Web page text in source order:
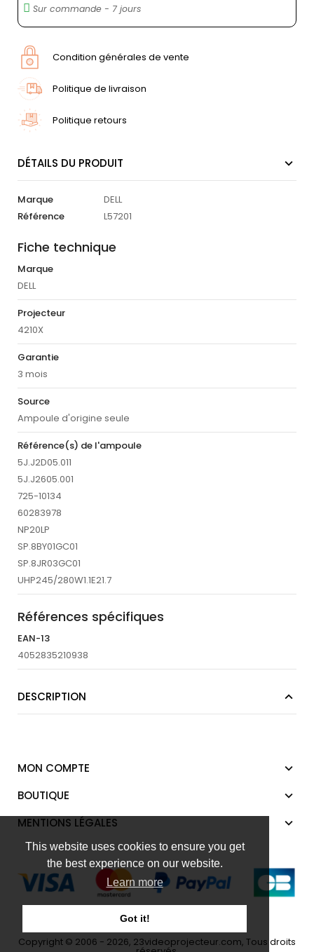
This website uses cookies to ensure you get
the best experience on our website.
Learn more
Got it!
Sur commande - 7 jours
Condition générales de vente
Politique de livraison
Politique retours
DESCRIPTION
DÉTAILS DU PRODUIT
Marque
DELL
Référence
L57201
Fiche technique
Marque
DELL
Projecteur
4210X
Garantie
3 mois
Source
Ampoule d'origine seule
Référence(s) de l'ampoule
5J.J2D05.011
5J.J2605.001
725-10134
60283978
NP20LP
SP.8BY01GC01
SP.8JR03GC01
UHP245/280W1.1E21.7
Références spécifiques
EAN-13
4052835210938
MON COMPTE
BOUTIQUE
MENTIONS LÉGALES
Copyright © 2006 - 2026, 23videoprojecteur.com, Tous droits